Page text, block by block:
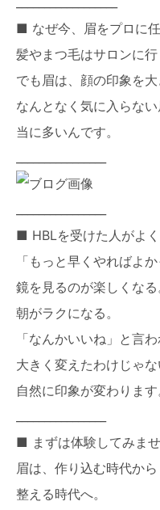
■ なぜ今、眉をプロに
髪やまつ毛はサロンに行
でも眉は、顔の印象を大
なんとなく気に入らな
当に多いんです。
■ HBLを受けた人がよ
「もっと早くやればよか
鏡を見るのが楽しくなる
朝がラクになる。
「なんかいいね」と言わ
大きく変えたわけじゃな
自然に印象が変わります
■ まずは体験してみま
眉は、作り込む時代から
整える時代へ。